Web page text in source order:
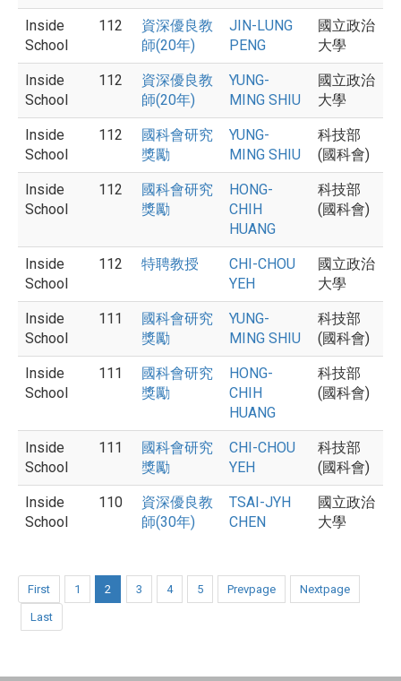
Inside
School
112
資深優良教
師(20年)
JIN-LUNG
PENG
國立政治
大學
Inside
School
112
資深優良教
師(20年)
YUNG-
MING SHIU
國立政治
大學
Inside
School
112
國科會研究
獎勵
YUNG-
MING SHIU
科技部
(國科會)
Inside
School
112
國科會研究
獎勵
HONG-
CHIH
HUANG
科技部
(國科會)
Inside
School
112 特聘教授
CHI-CHOU
YEH
國立政治
大學
Inside
School
111
國科會研究
獎勵
YUNG-
MING SHIU
科技部
(國科會)
Inside
School
111
國科會研究
獎勵
HONG-
CHIH
HUANG
科技部
(國科會)
Inside
School
111
國科會研究
獎勵
CHI-CHOU
YEH
科技部
(國科會)
Inside
School
110
資深優良教
師(30年)
TSAI-JYH
CHEN
國立政治
大學
First 1 2 3 4 5 Prevpage Nextpage
Last